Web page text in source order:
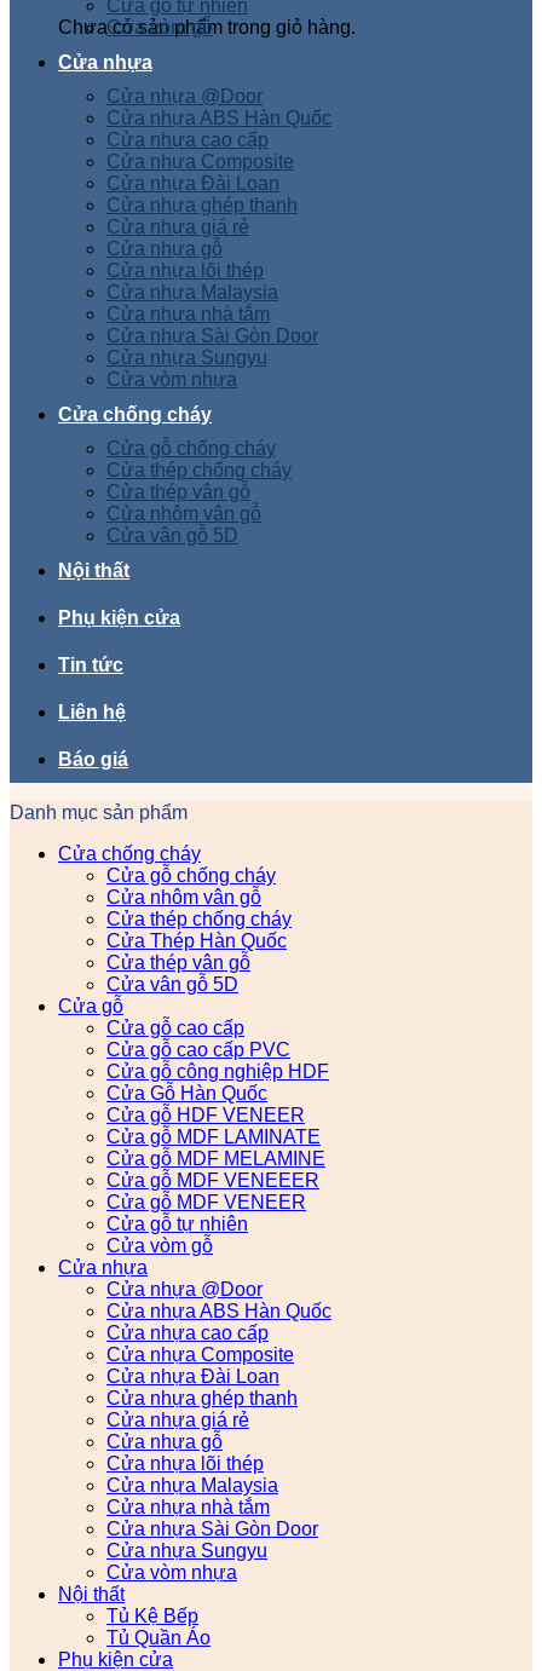
Chưa có sản phẩm trong giỏ hàng.
Cửa gỗ tự nhiên
Cửa vòm gỗ
Cửa nhựa
Cửa nhựa @Door
Cửa nhựa ABS Hàn Quốc
Cửa nhựa cao cấp
Cửa nhựa Composite
Cửa nhựa Đài Loan
Cửa nhựa ghép thanh
Cửa nhựa giá rẻ
Cửa nhựa gỗ
Cửa nhựa lõi thép
Cửa nhựa Malaysia
Cửa nhựa nhà tắm
Cửa nhựa Sài Gòn Door
Cửa nhựa Sungyu
Cửa vòm nhựa
Cửa chống cháy
Cửa gỗ chống cháy
Cửa thép chống cháy
Cửa thép vân gỗ
Cửa nhôm vân gỗ
Cửa vân gỗ 5D
Nội thất
Phụ kiện cửa
Tin tức
Liên hệ
Báo giá
Danh mục sản phẩm
Cửa chống cháy
Cửa gỗ chống cháy
Cửa nhôm vân gỗ
Cửa thép chống cháy
Cửa Thép Hàn Quốc
Cửa thép vân gỗ
Cửa vân gỗ 5D
Cửa gỗ
Cửa gỗ cao cấp
Cửa gỗ cao cấp PVC
Cửa gỗ công nghiệp HDF
Cửa Gỗ Hàn Quốc
Cửa gỗ HDF VENEER
Cửa gỗ MDF LAMINATE
Cửa gỗ MDF MELAMINE
Cửa gỗ MDF VENEEER
Cửa gỗ MDF VENEER
Cửa gỗ tự nhiên
Cửa vòm gỗ
Cửa nhựa
Cửa nhựa @Door
Cửa nhựa ABS Hàn Quốc
Cửa nhựa cao cấp
Cửa nhựa Composite
Cửa nhựa Đài Loan
Cửa nhựa ghép thanh
Cửa nhựa giá rẻ
Cửa nhựa gỗ
Cửa nhựa lõi thép
Cửa nhựa Malaysia
Cửa nhựa nhà tắm
Cửa nhựa Sài Gòn Door
Cửa nhựa Sungyu
Cửa vòm nhựa
Nội thất
Tủ Kệ Bếp
Tủ Quần Áo
Phụ kiện cửa